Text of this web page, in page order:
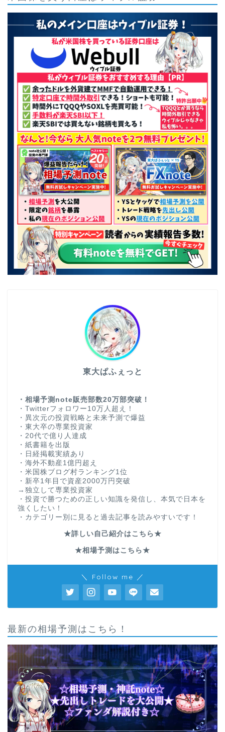
東大ぱふぇっと
・相場予測note販売部数20万部突破！
・Twitterフォロワー10万人超え！
・異次元の投資戦略と未来予測で爆益
・東大卒の専業投資家
・20代で億り人達成
・紙書籍を出版
・日経掲載実績あり
・海外不動産1億円超え
・米国株ブログ村ランキング1位
・新卒1年目で資産2000万円突破
→独立して専業投資家
・投資で勝つための正しい知識を発信し、本気で日本を
強くしたい！
・カテゴリー別に見ると過去記事を読みやすいです！
★詳しい自己紹介はこちら★
★相場予測はこちら★
＼ Follow me ／
最新の相場予測はこちら！